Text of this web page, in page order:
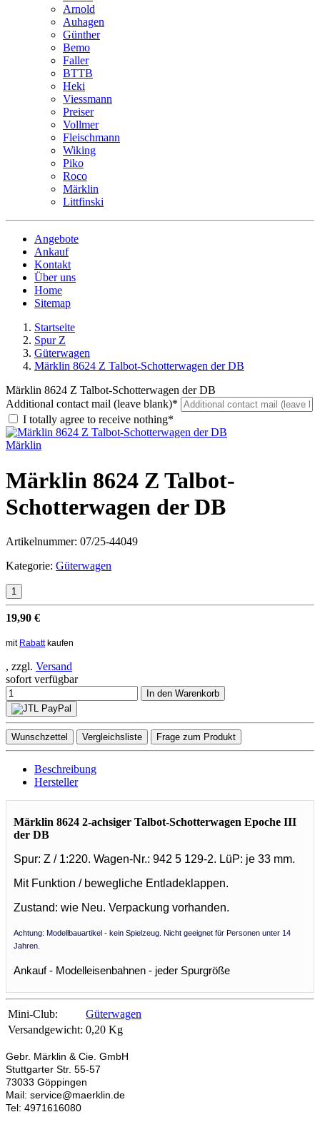
Arnold
Auhagen
Günther
Bemo
Faller
BTTB
Heki
Viessmann
Preiser
Vollmer
Fleischmann
Wiking
Piko
Roco
Märklin
Littfinski
Angebote
Ankauf
Kontakt
Über uns
Home
Sitemap
Startseite
Spur Z
Güterwagen
Märklin 8624 Z Talbot-Schotterwagen der DB
Märklin 8624 Z Talbot-Schotterwagen der DB
Additional contact mail (leave blank)*
I totally agree to receive nothing*
Märklin
Märklin 8624 Z Talbot-
Schotterwagen der DB
Artikelnummer: 07/25-44049
Kategorie: Güterwagen
19,90 €
mit Rabattkaufen
, zzgl. Versand
sofort verfügbar
In den Warenkorb
Wunschzettel Vergleichsliste Frage zum Produkt
Beschreibung
Hersteller
Märklin 8624 2-achsiger Talbot-Schotterwagen Epoche III
der DB
Spur: Z / 1:220. Wagen-Nr.: 942 5 129-2. LüP: je 33 mm.
Mit Funktion / bewegliche Entladeklappen.
Zustand: wie Neu. Verpackung vorhanden.
Achtung: Modellbauartikel - kein Spielzeug. Nicht geeignet für Personen unter 14
Jahren.
Ankauf - Modelleisenbahnen - jeder Spurgröße
Mini-Club:
Güterwagen
Versandgewicht: 0,20 Kg
Gebr. Märklin & Cie. GmbH
Stuttgarter Str. 55-57
73033 Göppingen
Mail: service@maerklin.de
Tel: 4971616080